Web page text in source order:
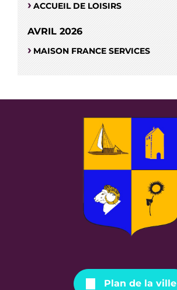
ACCUEIL DE LOISIRS
AVRIL 2026
MAISON FRANCE SERVICES
Plan de la ville